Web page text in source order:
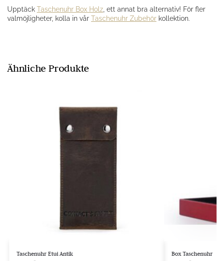
Upptäck Taschenuhr Box Holz, ett annat bra alternativ! För fler
valmöjligheter, kolla in vår Taschenuhr Zubehör kollektion.
Ähnliche Produkte
Taschenuhr Etui Antik Box Taschenuhr